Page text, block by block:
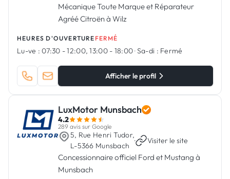
Mécanique Toute Marque et Réparateur
Agréé Citroën à Wilz
HEURES D'OUVERTURE FERMÉ
Lu-ve : 07:30 - 12:00, 13:00 - 18:00·Sa-di : Fermé
Afficher le profil
LuxMotor Munsbach
4.2
289 avis sur Google
5, Rue Henri Tudor,
L-5366 Munsbach
· Visiter le site
Concessionnaire officiel Ford et Mustang à
Munsbach